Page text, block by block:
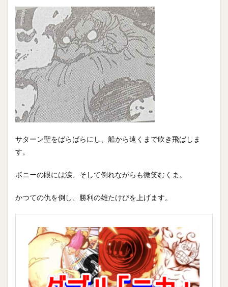
サターン聖をばらばらにし、船から遠くまで吹き飛ばしま
す。
ボニーの眼には涙、そして倒れながらも微笑むくま。
かつての仇を倒し、勝利の雄たけびを上げます。